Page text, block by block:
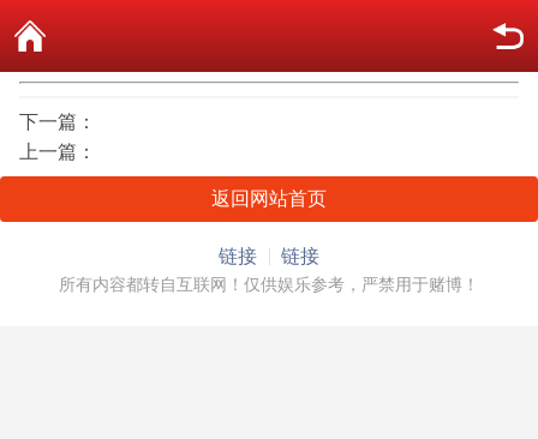
下一篇：
上一篇：
返回网站首页
链接 链接
所有内容都转自互联网！仅供娱乐参考，严禁用于赌博！